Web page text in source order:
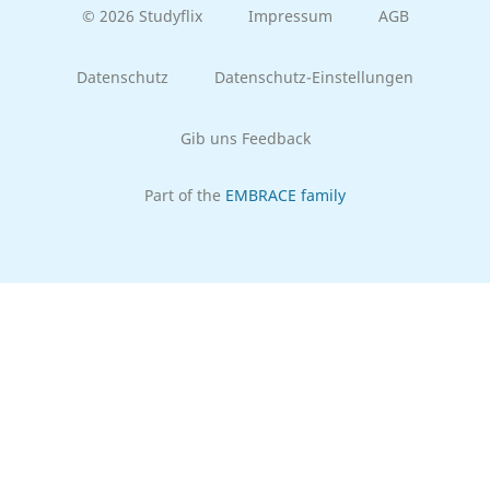
© 2026 Studyflix Impressum AGB
Datenschutz Datenschutz-Einstellungen
Gib uns Feedback
Part of the EMBRACE family